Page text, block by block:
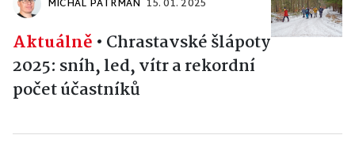
MICHAL PATRMAN 15. 01. 2025
Aktuálně • Chrastavské šlápoty
2025: sníh, led, vítr a rekordní
počet účastníků